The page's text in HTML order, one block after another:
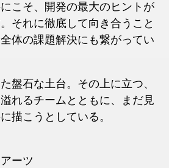
こそ、開発の最大のヒントが
それに徹底して向き合うこと
体の課題解決にも繋がってい
盤石な土台。その上に立つ、
れるチームとともに、まだ見
描こうとしている。
ーツ